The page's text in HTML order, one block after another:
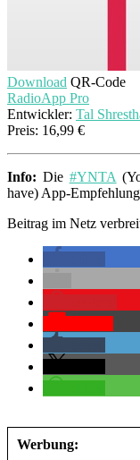
Download QR-Code
RadioApp Pro
Entwickler: Tal
Preis: 16,99 €
Info: Die #YNTA
have) App-
Beitrag im Netz
Werbung: